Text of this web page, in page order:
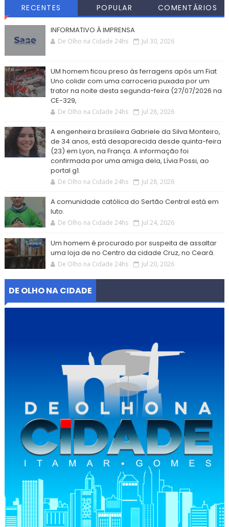
RECENTES POPULAR COMENTÁRIOS
INFORMATIVO À IMPRENSA
De Olho na Cidade 24hs Jul 30, 2026
UM homem ficou preso às ferragens após um Fiat
Uno colidir com uma carroceria puxada por um
trator na noite desta segunda-feira (27/07/2026 na
CE-329,
De Olho na Cidade 24hs Jul 28, 2026
A engenheira brasileira Gabriele da Silva Monteiro,
de 34 anos, está desaparecida desde quinta-feira
(23) em Lyon, na França. A informação foi
confirmada por uma amiga dela, Lívia Possi, ao
portal g1.
De Olho na Cidade 24hs Jul 28, 2026
A comunidade católica do Sertão Central está em
luto.
De Olho na Cidade 24hs Jul 24, 2026
Um homem é procurado por suspeita de assaltar
uma loja de no Centro da cidade Cruz, no Ceará.
De Olho na Cidade 24hs Jul 20, 2026
DE OLHO NA CIDADE